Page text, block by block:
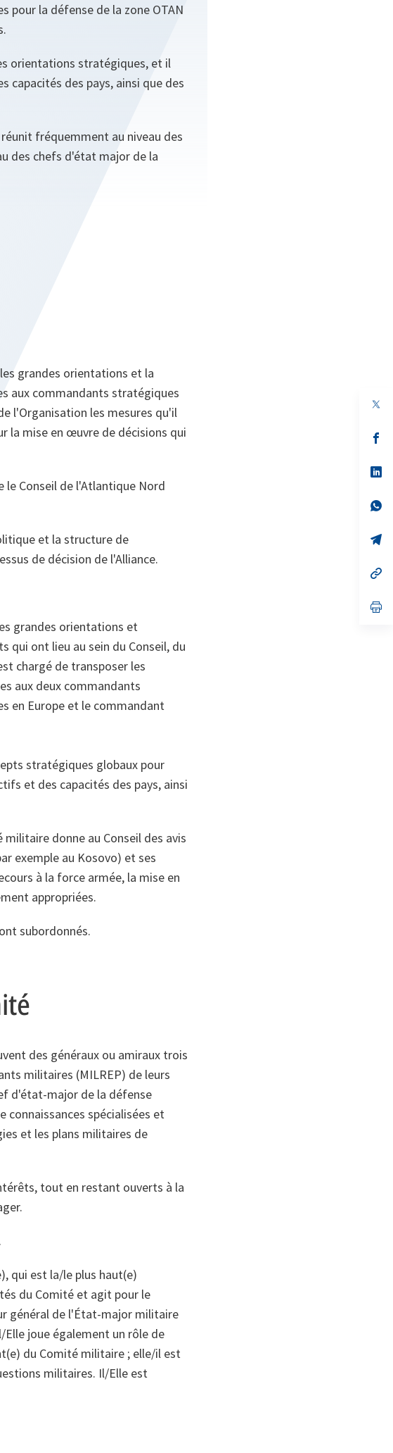
pour la défense de la zone OTAN
orientations stratégiques, et il
capacités des pays, ainsi que des
fréquemment au niveau des
des chefs d'état major de la
grandes orientations et la
aux commandants stratégiques
l'Organisation les mesures qu'il
la mise en œuvre de décisions qui
Conseil de l'Atlantique Nord
et la structure de
de décision de l'Alliance.
grandes orientations et
qui ont lieu au sein du Conseil, du
chargé de transposer les
aux deux commandants
en Europe et le commandant
stratégiques globaux pour
et des capacités des pays, ainsi
donne au Conseil des avis
exemple au Kosovo) et ses
à la force armée, la mise en
appropriées.
subordonnés.
des généraux ou amiraux trois
militaires (MILREP) de leurs
d'état‑major de la défense
connaissances spécialisées et
et les plans militaires de
tout en restant ouverts à la
qui est la/le plus haut(e)
du Comité et agit pour le
général de l'État‑major militaire
joue également un rôle de
du Comité militaire ; elle/il est
militaires. Il/Elle est